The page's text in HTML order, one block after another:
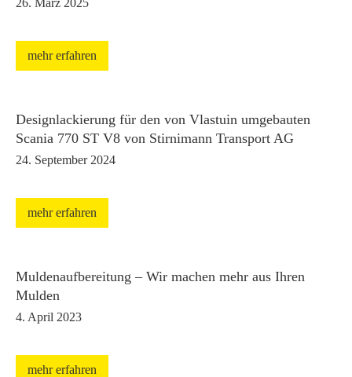
26. März 2025
mehr erfahren
Designlackierung für den von Vlastuin umgebauten
Scania 770 ST V8 von Stirnimann Transport AG
24. September 2024
mehr erfahren
Muldenaufbereitung – Wir machen mehr aus Ihren
Mulden
4. April 2023
mehr erfahren